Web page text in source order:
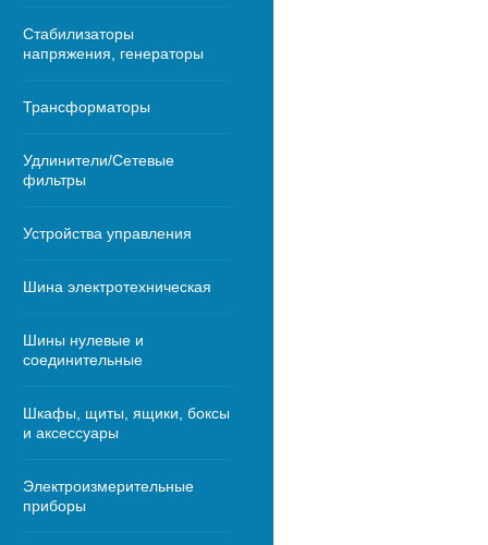
Стабилизаторы
напряжения, генераторы
Трансформаторы
Удлинители/Сетевые
фильтры
Устройства управления
Шина электротехническая
Шины нулевые и
соединительные
Шкафы, щиты, ящики, боксы
и аксессуары
Электроизмерительные
приборы